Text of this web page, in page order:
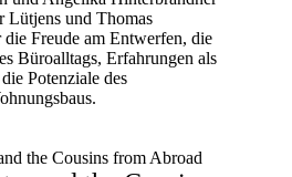
Lütjens und Thomas
die Freude am Entwerfen, die
Büroalltags, Erfahrungen als
Potenziale des